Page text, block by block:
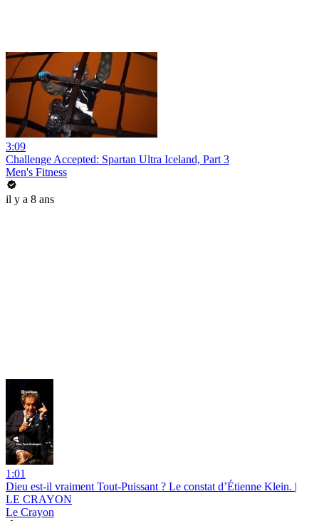
3:09
Challenge Accepted: Spartan Ultra Iceland, Part 3
Men's Fitness
il y a 8 ans
1:01
Dieu est-il vraiment Tout-Puissant ? Le constat d’Étienne Klein. |
LE CRAYON
Le Crayon